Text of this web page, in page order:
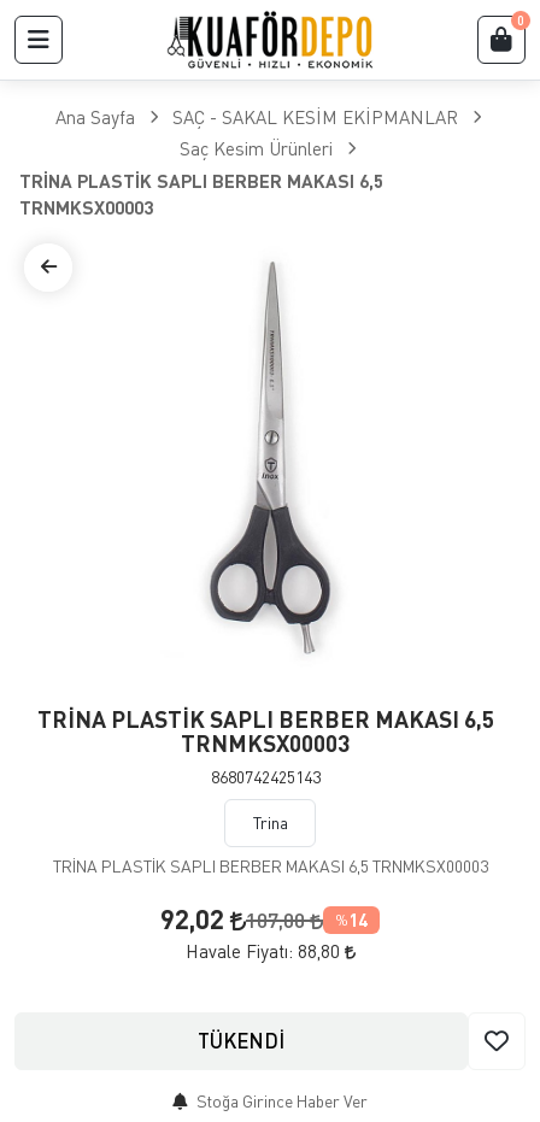
0
Ana Sayfa
SAÇ - SAKAL KESİM EKİPMANLAR
Saç Kesim Ürünleri
TRİNA PLASTİK SAPLI BERBER MAKASI 6,5
TRNMKSX00003
TRİNA PLASTİK SAPLI BERBER MAKASI 6,5
TRNMKSX00003
8680742425143
Trina
TRİNA PLASTİK SAPLI BERBER MAKASI 6,5 TRNMKSX00003
92,02 107,00 % 14
Havale Fiyatı: 88,80
TÜKENDİ
Stoğa Girince Haber Ver